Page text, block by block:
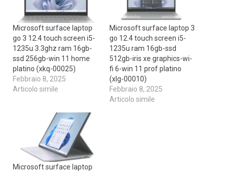
Microsoft surface laptop
go 3 12.4 touch screen i5-
1235u 3.3ghz ram 16gb-
ssd 256gb-win 11 home
platino (xkq-00025)
Febbraio 8, 2025
Articolo simile
Microsoft surface laptop 3
go 12.4 touch screen i5-
1235u ram 16gb-ssd
512gb-iris xe graphics-wi-
fi 6-win 11 prof platino
(xlg-00010)
Febbraio 8, 2025
Articolo simile
Microsoft surface laptop